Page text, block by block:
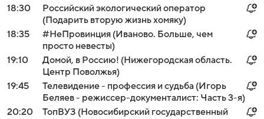
18:30
Российский экологический оператор
(Подарить вторую жизнь хомяку)
18:35
#НеПровинция (Иваново. Больше, чем
просто невесты)
19:10
Домой, в Россию! (Нижегородская область.
Центр Поволжья)
19:45
Телевидение - профессия и судьба (Игорь
Беляев - режиссер-документалист: Часть 3-я)
20:20
ТопВУЗ (Новосибирский государственный